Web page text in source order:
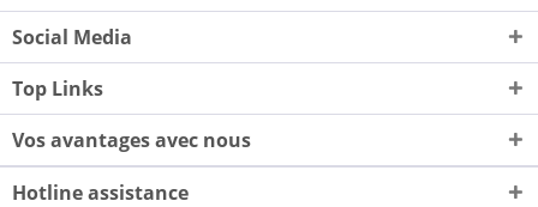
Social Media
Top Links
Vos avantages avec nous
Hotline assistance